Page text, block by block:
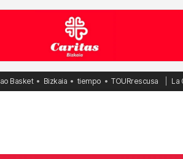
Basket Bizkaia tiempo TOURrescusa La